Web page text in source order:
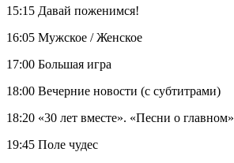
15:15 Давай поженимся!
16:05 Мужское / Женское
17:00 Большая игра
18:00 Вечерние новости (с субтитрами)
18:20 «30 лет вместе». «Песни о главном»
19:45 Поле чудес